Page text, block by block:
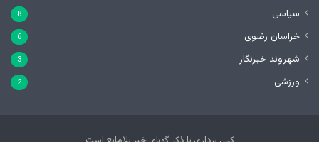
سیاسی 8
خراسان رضوی 6
شهروند خبرنگار 3
ورزشی 2